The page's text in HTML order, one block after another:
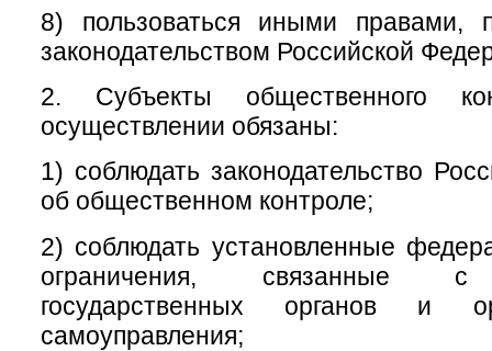
8) пользоваться иными правами,
законодательством Российской
2. Субъекты общественного
осуществлении обязаны:
1) соблюдать законодательство
об общественном контроле;
2) соблюдать установленные
ограничения, связанные с
государственных органов и
самоуправления;